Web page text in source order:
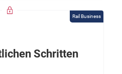
Rail Business
Schritten